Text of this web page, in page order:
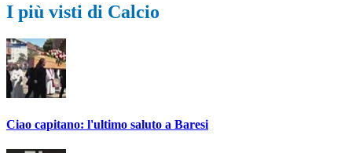
I più visti di Calcio
Ciao capitano: l'ultimo saluto a Baresi